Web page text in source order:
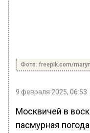
Фото: freepik.com/
9 февраля 2025, 06:53
Москвичей в
пасмурная